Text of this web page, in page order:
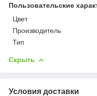
Пользовательские
Цвет
Производитель
Тип
Скрыть
Условия доставки